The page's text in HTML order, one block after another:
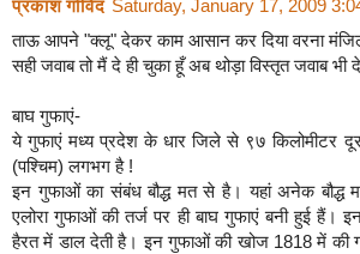
प्रकाश गोविंद Saturday, January 17, 2009
ताऊ आपने "क्लू" देकर काम आसान कर दिया वरना
सही जवाब तो मैं दे ही चुका हूँ अब थोड़ा विस्तृत जवाब भी
बाघ गुफाएं-
ये गुफाएं मध्य प्रदेश के धार जिले से ९७ किलोमीटर
(पश्चिम) लगभग है !
इन गुफाओं का संबंध बौद्ध मत से है। यहां अनेक
एलोरा गुफाओं की तर्ज पर ही बाघ गुफाएं बनी हुई हैं।
हैरत में डाल देती है। इन गुफाओं की खोज 1818 में की गई